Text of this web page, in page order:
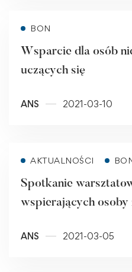
BON
Wsparcie dla osób
uczących się
ANS 2021-03-10
AKTUALNOŚCI
Spotkanie
wspierających osoby
ANS 2021-03-05